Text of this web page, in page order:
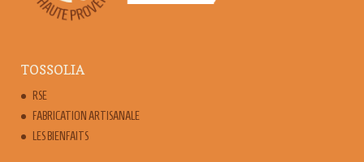
TOSSOLIA
RSE
FABRICATION ARTISANALE
LES BIENFAITS